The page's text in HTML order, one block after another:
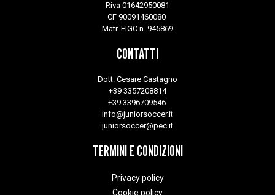
P.iva 01642950081
CF 90091460080
Matr. FIGC n. 945869
CONTATTI
Dott. Cesare Castagno
+39 3357208814
+39 3396709546
info@juniorsoccer.it
juniorsoccer@pec.it
TERMINI E CONDIZIONI
Privacy policy
Cookie policy